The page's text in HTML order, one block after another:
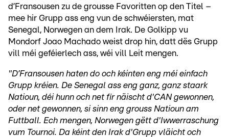
d’Fransousen zu de grousse Favoritten op den Titel –
mee hir Grupp ass eng vun de schwéiersten, mat
Senegal, Norwegen an dem Irak. De Golkipp vu
Mondorf Joao Machado weist drop hin, datt dës Grupp
vill méi geféierlech ass, wéi vill Leit mengen.
"D’Fransousen haten do och kéinten eng méi einfach
Grupp kréien. De Senegal ass eng ganz, ganz staark
Natioun, déi hunn och net fir näischt d'CAN gewonnen,
oder net gewonnen, si sinn eng grouss Natioun am
Futtball. Ech mengen, Norwegen gëtt d'Iwwerraschung
vum Tournoi. Da kéint den Irak d'Grupp vläicht och